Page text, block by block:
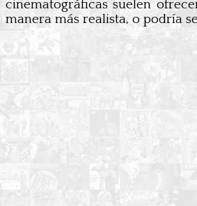
cinematográficas suelen
manera más realista, o podría